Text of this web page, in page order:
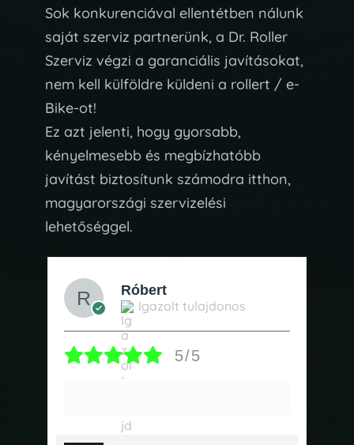
Sok konkurenciával ellentétben nálunk
saját szerviz partnerünk, a Dr. Roller
Szerviz végzi a garanciális javításokat,
nem kell külföldre küldeni a rollert / e-
Bike-ot!
Ez azt jelenti, hogy gyorsabb,
kényelmesebb és megbízhatóbb
javítást biztosítunk számodra itthon,
magyarországi szervizelési
lehetőséggel.
Róbert
Igazolt tulajdonos
5/5